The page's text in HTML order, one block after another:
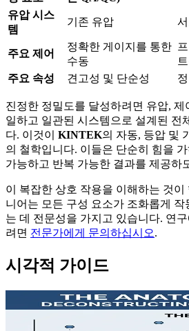
유압 시스
템
기존 유압
주요 제어
정확한 게이지를 통한
수동
주요 속성
견고성 및 단순성
진정한 정밀도를 달성하려면 유압,
일하고 일관된 시스템으로 설계된 전
다. 이것이 KINTEK의 자동, 등압 및
의 철학입니다. 이들은 단순히 힘을
가능하고 반복 가능한 결과를 제공하
이 복잡한 상호 작용을 이해하는 것이
니어는 모든 구성 요소가 조화롭게
는 데 전문성을 가지고 있습니다. 연
려면 전문가에게 문의하십시오.
시각적 가이드